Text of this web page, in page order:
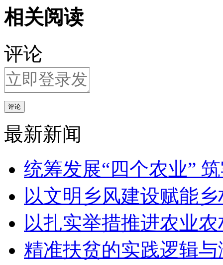
相关阅读
评论
评论
最新新闻
统筹发展“四个农业”
以文明乡风建设赋能
以扎实举措推进农业
精准扶贫的实践逻辑